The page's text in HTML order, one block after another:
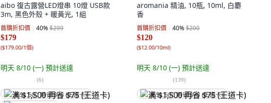
aibo 復古露營LED燈串 10燈 USB款
3m, 黑色外殼 + 暖黃光, 1組
首購折扣價 40%$299
$179
($179.00/1個)
明天 8/10 (一) 預計送達
(6)
满 $1,500 再省 $75 (王道卡)
aromania 精油, 10瓶, 10ml, 白麝
香
首購折扣價 40%$200
$120
($12.00/10ml)
明天 8/10 (一) 預計送達
(139)
满 $1,500 再省 $75 (王道卡)